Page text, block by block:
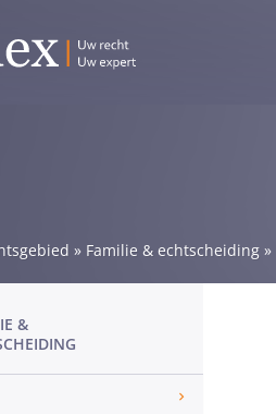
» Familie & echtscheiding »
&